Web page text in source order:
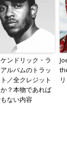
ケンドリック・ラ
ルバムのトラッ
／全クレジット
？本物であれば
ない内容